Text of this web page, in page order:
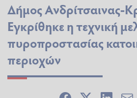
Δήμος Ανδρίτσαινας-
Εγκρίθηκε η τεχνική
πυροπροστασίας
περιοχών